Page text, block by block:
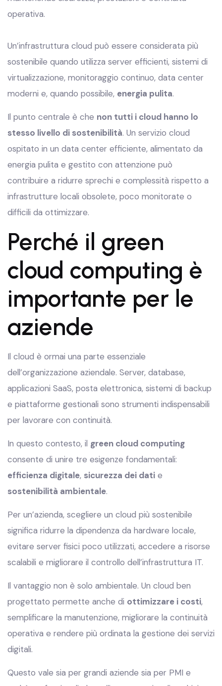
operativa.
Un’infrastruttura cloud può essere considerata più
sostenibile quando utilizza server efficienti, sistemi di
virtualizzazione, monitoraggio continuo, data center
moderni e, quando possibile, energia pulita.
Il punto centrale è che non tutti i cloud hanno lo
stesso livello di sostenibilità. Un servizio cloud
ospitato in un data center efficiente, alimentato da
energia pulita e gestito con attenzione può
contribuire a ridurre sprechi e complessità rispetto a
infrastrutture locali obsolete, poco monitorate o
difficili da ottimizzare.
Perché il green
cloud computing è
importante per le
aziende
Il cloud è ormai una parte essenziale
dell’organizzazione aziendale. Server, database,
applicazioni SaaS, posta elettronica, sistemi di backup
e piattaforme gestionali sono strumenti indispensabili
per lavorare con continuità.
In questo contesto, il green cloud computing
consente di unire tre esigenze fondamentali:
efficienza digitale, sicurezza dei dati e
sostenibilità ambientale.
Per un’azienda, scegliere un cloud più sostenibile
significa ridurre la dipendenza da hardware locale,
evitare server fisici poco utilizzati, accedere a risorse
scalabili e migliorare il controllo dell’infrastruttura IT.
Il vantaggio non è solo ambientale. Un cloud ben
progettato permette anche di ottimizzare i costi,
semplificare la manutenzione, migliorare la continuità
operativa e rendere più ordinata la gestione dei servizi
digitali.
Questo vale sia per grandi aziende sia per PMI e